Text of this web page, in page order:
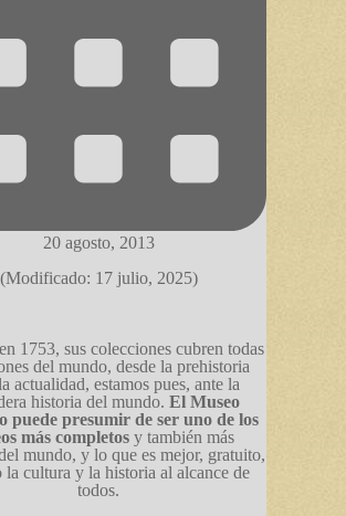
20 agosto, 2013
(Modificado: 17 julio, 2025)
1753, sus colecciones cubren todas
del mundo, desde la prehistoria
actualidad, estamos pues, ante la
historia del mundo. El Museo
puede presumir de ser uno de los
más completos y también más
mundo, y lo que es mejor, gratuito,
la cultura y la historia al alcance de
todos.